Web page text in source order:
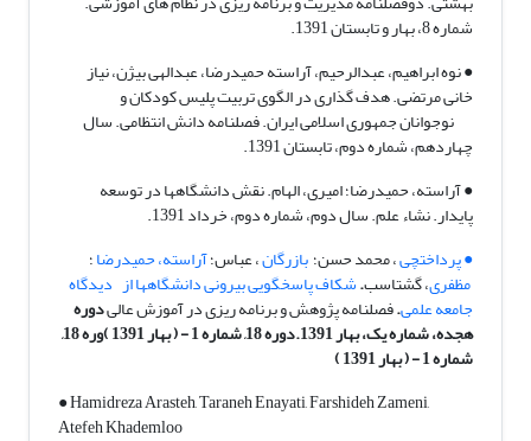
شماره 8، بهار و تابستان 1391.
● نوه ابراهیم، عبدالرحیم، آراسته حمیدرضا، عبدالهی بیژن، نیاز
خانی مرتضی. هدف گذاری در الگوی تربیت پلیس کودکان و
نوجوانان جمهوری اسلامی ایران. فصلنامه دانش انتظامی. سال
چهاردهم، شماره دوم، تابستان 1391.
● آراسته، حمیدرضا؛ امیری، الهام. نقش دانشگاهها در توسعه
پایدار. نشاء علم. سال دوم، شماره دوم، خرداد 1391.
● پرداختچی، محمد حسن؛بازرگان، عباس؛آراسته، حمیدرضا؛
مظفری، گشتاسب.شکاف پاسخگویی بیرونی دانشگاهها از دیدگاه
جامعه علمی.فصلنامه پژوهش و برنامه ریزی در آموزش عالیدوره
هجده، شماره یک، بهار 1391.دوره 18, شماره 1 - ( بهار 1391 ) وره 18,
شماره 1 - ( بهار 1391
)
● Hamidreza Arasteh, Taraneh Enayati, Farshideh Zameni,
Atefeh Khademloo